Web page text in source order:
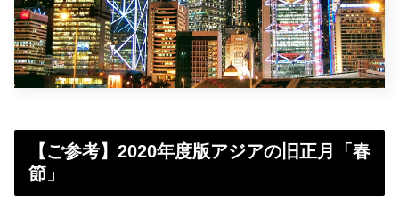
【ご参考】2020年度版アジアの旧正月「春
節」